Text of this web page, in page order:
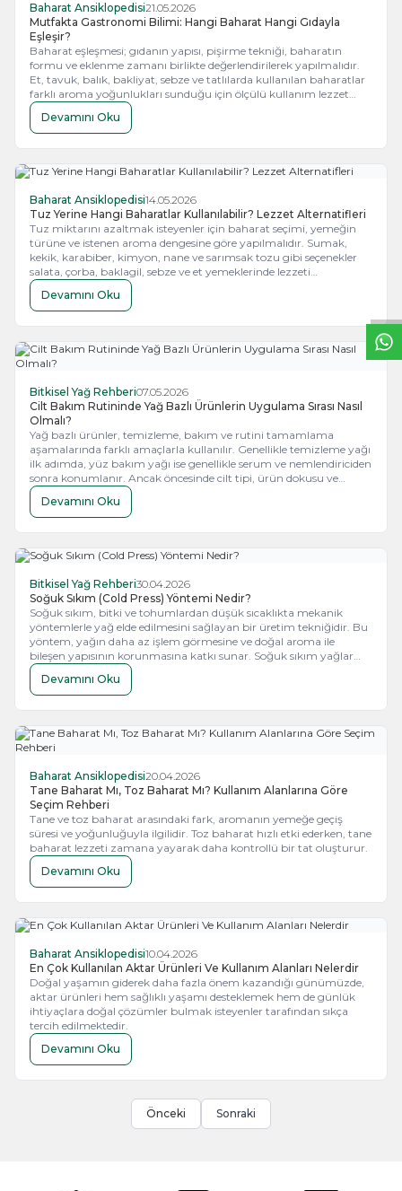
Baharat Ansiklopedisi21.05.2026
Mutfakta Gastronomi Bilimi: Hangi Baharat Hangi Gıdayla
Eşleşir?
Baharat eşleşmesi; gıdanın yapısı, pişirme tekniği, baharatın
formu ve eklenme zamanı birlikte değerlendirilerek yapılmalıdır.
Et, tavuk, balık, bakliyat, sebze ve tatlılarda kullanılan baharatlar
farklı aroma yoğunlukları sunduğu için ölçülü kullanım lezzet
dengesini korur.
Devamını Oku
Baharat Ansiklopedisi14.05.2026
Tuz Yerine Hangi Baharatlar Kullanılabilir? Lezzet Alternatifleri
Tuz miktarını azaltmak isteyenler için baharat seçimi, yemeğin
türüne ve istenen aroma dengesine göre yapılmalıdır. Sumak,
kekik, karabiber, kimyon, nane ve sarımsak tozu gibi seçenekler
salata, çorba, baklagil, sebze ve et yemeklerinde lezzeti
destekleyebilir. Özel beslenme planı, hipertansiyon, böbrek
hastalığı, hamilelik veya düzenli ilaç kullanımı varsa tuz tüketimi
mutlaka doktor ya da diyetisyen önerisiyle yönetilmelidir.
Devamını Oku
Bitkisel Yağ Rehberi07.05.2026
Cilt Bakım Rutininde Yağ Bazlı Ürünlerin Uygulama Sırası Nasıl
Olmalı?
Yağ bazlı ürünler, temizleme, bakım ve rutini tamamlama
aşamalarında farklı amaçlarla kullanılır. Genellikle temizleme yağı
ilk adımda, yüz bakım yağı ise genellikle serum ve nemlendiriciden
sonra konumlanır. Ancak öncesinde cilt tipi, ürün dokusu ve
kullanım miktarı sıralamanın verimli ilerlemesi için birlikte
değerlendirilmelidir.
Devamını Oku
Bitkisel Yağ Rehberi30.04.2026
Soğuk Sıkım (Cold Press) Yöntemi Nedir?
Soğuk sıkım, bitki ve tohumlardan düşük sıcaklıkta mekanik
yöntemlerle yağ elde edilmesini sağlayan bir üretim tekniğidir. Bu
yöntem, yağın daha az işlem görmesine ve doğal aroma ile
bileşen yapısının korunmasına katkı sunar. Soğuk sıkım yağlar
genellikle salata ve çiğ tüketim için tercih edilirken, rafine yağlar
yüksek ısıya dayanıklılığı nedeniyle pişirmede daha uygun bir
seçenek olabilir.
Devamını Oku
Baharat Ansiklopedisi20.04.2026
Tane Baharat Mı, Toz Baharat Mı? Kullanım Alanlarına Göre
Seçim Rehberi
Tane ve toz baharat arasındaki fark, aromanın yemeğe geçiş
süresi ve yoğunluğuyla ilgilidir. Toz baharat hızlı etki ederken, tane
baharat lezzeti zamana yayarak daha kontrollü bir tat oluşturur.
Devamını Oku
Baharat Ansiklopedisi10.04.2026
En Çok Kullanılan Aktar Ürünleri Ve Kullanım Alanları Nelerdir
Doğal yaşamın giderek daha fazla önem kazandığı günümüzde,
aktar ürünleri hem sağlıklı yaşamı desteklemek hem de günlük
ihtiyaçlara doğal çözümler bulmak isteyenler tarafından sıkça
tercih edilmektedir.
Devamını Oku
Önceki Sonraki